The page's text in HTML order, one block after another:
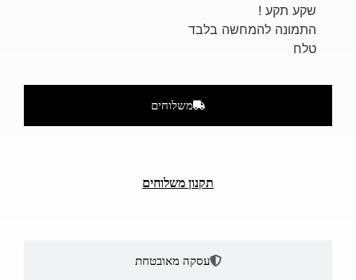
שקע תקע !
התמונה להמחשה בלבד
טלח
משלוחים
עסקה מאובטחת
תקנון משלוחים